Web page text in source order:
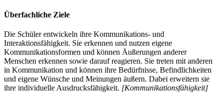
Überfachliche Ziele
Die Schüler entwickeln ihre Kommunikations- und
Interaktionsfähigkeit. Sie erkennen und nutzen eigene
Kommunikationsformen und können Äußerungen anderer
Menschen erkennen sowie darauf reagieren. Sie treten mit anderen
in Kommunikation und können ihre Bedürfnisse, Befindlichkeiten
und eigene Wünsche und Meinungen äußern. Dabei erweitern sie
ihre individuelle Ausdrucksfähigkeit. [Kommunikationsfähigkeit]